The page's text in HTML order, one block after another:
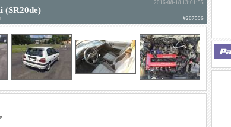
2016-08-18 13:01:55
(SR20de)
#207596